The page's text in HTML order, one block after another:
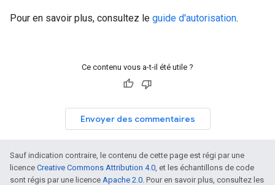
Pour en savoir plus, consultez le guide d'autorisation.
Ce contenu vous a-t-il été utile ?
Envoyer des commentaires
Sauf indication contraire, le contenu de cette page est régi par une
licence Creative Commons Attribution 4.0, et les échantillons de code
sont régis par une licence Apache 2.0. Pour en savoir plus, consultez les